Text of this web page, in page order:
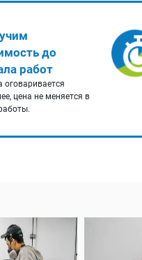
до
работ
оговаривается
цена не меняется в